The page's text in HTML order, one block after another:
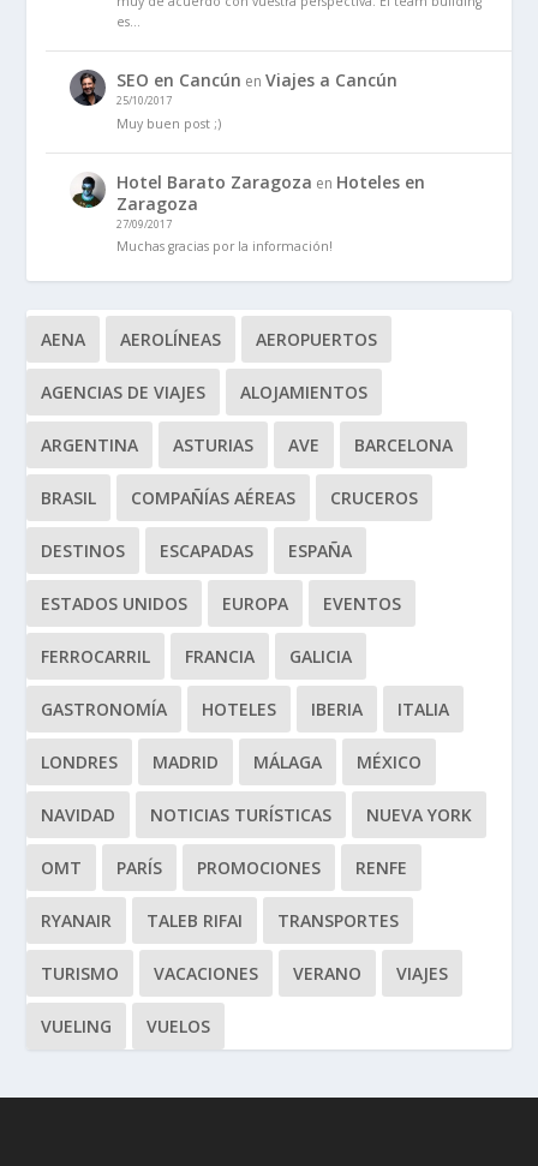
es…
SEO en Cancún enViajes a Cancún
25/10/2017
Muy buen post ;)
Hotel Barato Zaragoza en Hoteles en
Zaragoza
27/09/2017
Muchas gracias por la información!
AENA AEROLÍNEAS AEROPUERTOS
AGENCIAS DE VIAJES ALOJAMIENTOS
ARGENTINA ASTURIAS AVE BARCELONA
BRASIL COMPAÑÍAS AÉREAS CRUCEROS
DESTINOS ESCAPADAS ESPAÑA
ESTADOS UNIDOS EUROPA EVENTOS
FERROCARRIL FRANCIA GALICIA
GASTRONOMÍA HOTELES IBERIA ITALIA
LONDRES MADRID MÁLAGA MÉXICO
NAVIDAD NOTICIAS TURÍSTICAS NUEVA YORK
OMT PARÍS PROMOCIONES RENFE
RYANAIR TALEB RIFAI TRANSPORTES
TURISMO VACACIONES VERANO VIAJES
VUELING VUELOS